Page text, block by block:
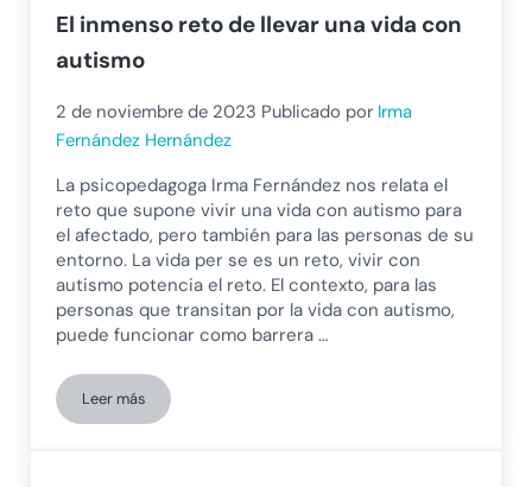
El inmenso reto de llevar una vida con
autismo
2 de noviembre de 2023 Publicado por Irma
Fernández Hernández
La psicopedagoga Irma Fernández nos relata el
reto que supone vivir una vida con autismo para
el afectado, pero también para las personas de su
entorno. La vida per se es un reto, vivir con
autismo potencia el reto. El contexto, para las
personas que transitan por la vida con autismo,
puede funcionar como barrera …
Leer másEl inmenso reto de llevar una vida con autismo